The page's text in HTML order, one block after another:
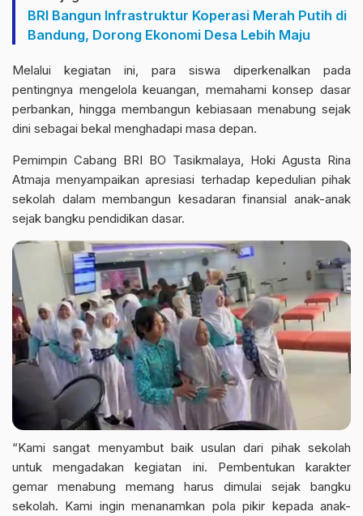
BRI Bangun Infrastruktur Koperasi Merah Putih di
Bandung, Dorong Ekonomi Desa Lebih Maju
Melalui kegiatan ini, para siswa diperkenalkan pada
pentingnya mengelola keuangan, memahami konsep dasar
perbankan, hingga membangun kebiasaan menabung sejak
dini sebagai bekal menghadapi masa depan.
Pemimpin Cabang BRI BO Tasikmalaya, Hoki Agusta Rina
Atmaja menyampaikan apresiasi terhadap kepedulian pihak
sekolah dalam membangun kesadaran finansial anak-anak
sejak bangku pendidikan dasar.
“Kami sangat menyambut baik usulan dari pihak sekolah
untuk mengadakan kegiatan ini. Pembentukan karakter
gemar menabung memang harus dimulai sejak bangku
sekolah. Kami ingin menanamkan pola pikir kepada anak-